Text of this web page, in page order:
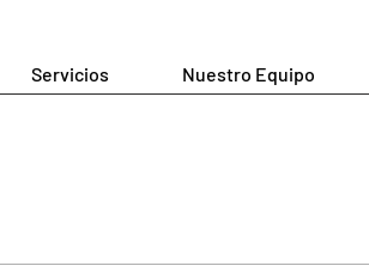
Servicios Nuestro Equipo